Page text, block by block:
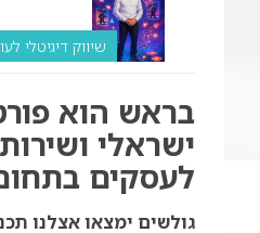
שיווק דיגיטלי
ולמה
בראש הוא
ישראלי
לעסקים
גולשים ימצאו אצלנו